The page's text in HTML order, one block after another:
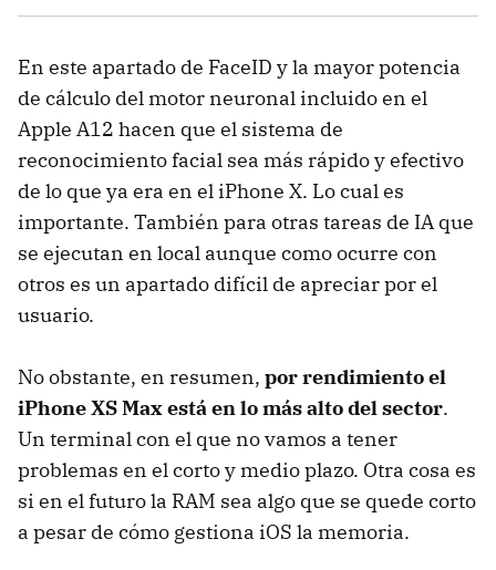
En este apartado de FaceID y la mayor potencia
de cálculo del motor neuronal incluido en el
Apple A12 hacen que el sistema de
reconocimiento facial sea más rápido y efectivo
de lo que ya era en el iPhone X. Lo cual es
importante. También para otras tareas de IA que
se ejecutan en local aunque como ocurre con
otros es un apartado difícil de apreciar por el
usuario.
No obstante, en resumen, por rendimiento el
iPhone XS Max está en lo más alto del sector.
Un terminal con el que no vamos a tener
problemas en el corto y medio plazo. Otra cosa es
si en el futuro la RAM sea algo que se quede corto
a pesar de cómo gestiona iOS la memoria.